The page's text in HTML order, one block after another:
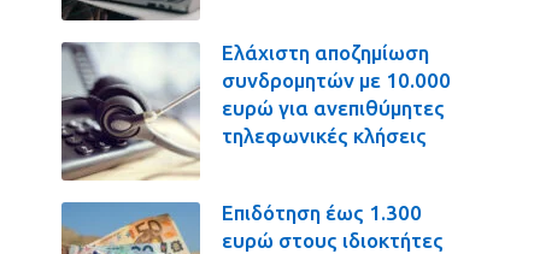
Ελάχιστη αποζημίωση
συνδρομητών με 10.000
ευρώ για ανεπιθύμητες
τηλεφωνικές κλήσεις
Επιδότηση έως 1.300
ευρώ στους ιδιοκτήτες